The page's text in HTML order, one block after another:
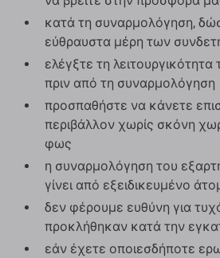
κατά τη συναρμολόγηση,
εύθραυστα μέρη των
ελέγξτε τη
πριν από τη συναρμολόγηση
προσπαθήστε να κάνετε
περιβάλλον χωρίς σκόνη
φως
η συναρμολόγηση του
γίνει από εξειδικευμένο
δεν φέρουμε ευθύνη για
προκλήθηκαν κατά την
εάν έχετε οποιεσδήποτε